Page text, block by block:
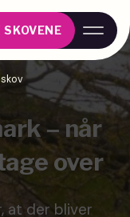
– når
over
at der bliver